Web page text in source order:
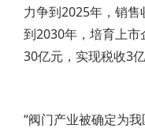
力争到2025年，销
到2030年，培育上
30亿元，实现税收3亿
“阀门产业被确定为